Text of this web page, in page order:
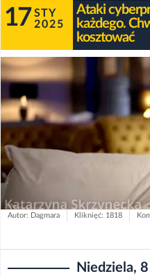
17 STY
2025
Ataki
każdego.
kosztować
Autor: Dagmara Kliknięć: 1818
Niedziela,